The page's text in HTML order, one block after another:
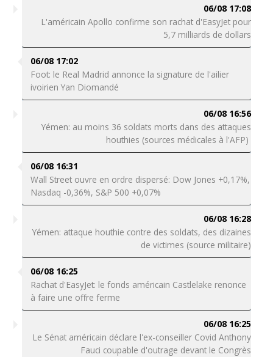
06/08 17:08
L'américain Apollo confirme son rachat d'EasyJet pour
5,7 milliards de dollars
06/08 17:02
Foot: le Real Madrid annonce la signature de l'ailier
ivoirien Yan Diomandé
06/08 16:56
Yémen: au moins 36 soldats morts dans des attaques
houthies (sources médicales à l'AFP)
06/08 16:31
Wall Street ouvre en ordre dispersé: Dow Jones +0,17%,
Nasdaq -0,36%, S&P 500 +0,07%
06/08 16:28
Yémen: attaque houthie contre des soldats, des dizaines
de victimes (source militaire)
06/08 16:25
Rachat d'EasyJet: le fonds américain Castlelake renonce
à faire une offre ferme
06/08 16:25
Le Sénat américain déclare l'ex-conseiller Covid Anthony
Fauci coupable d'outrage devant le Congrès